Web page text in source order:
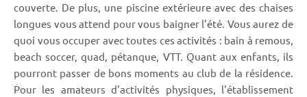
couverte. De plus, une piscine extérieure avec des chaises
longues vous attend pour vous baigner l’été. Vous aurez de
quoi vous occuper avec toutes ces activités : bain à remous,
beach soccer, quad, pétanque, VTT. Quant aux enfants, ils
pourront passer de bons moments au club de la résidence.
Pour les amateurs d'activités physiques, l'établissement